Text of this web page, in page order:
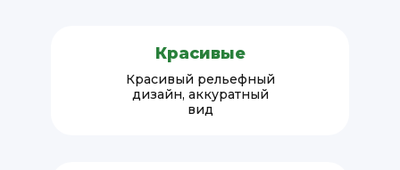
Красивые
Красивый рельефный
дизайн, аккуратный
вид